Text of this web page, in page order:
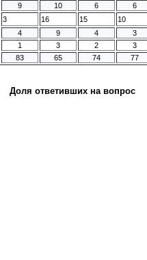
9 10 6 6
3 16 15 10
4 9 4 3
1 3 2 3
83 65 74 77
Доля ответивших на вопрос